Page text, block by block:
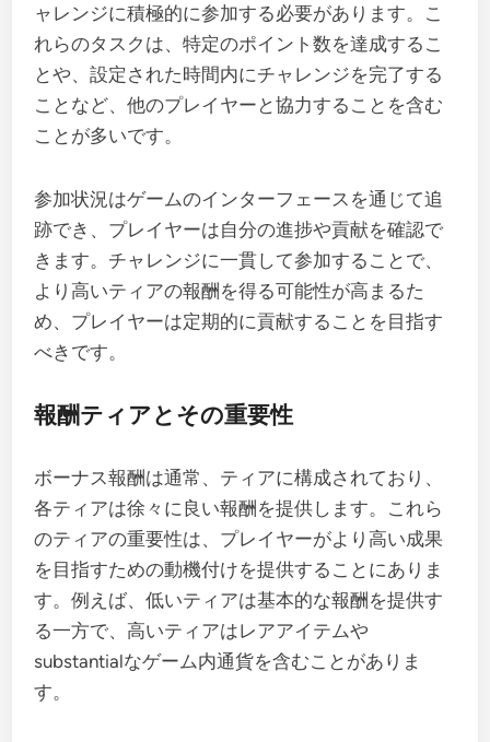
ャレンジに積極的に参加する必要があります。こ
れらのタスクは、特定のポイント数を達成するこ
とや、設定された時間内にチャレンジを完了する
ことなど、他のプレイヤーと協力することを含む
ことが多いです。
参加状況はゲームのインターフェースを通じて追
跡でき、プレイヤーは自分の進捗や貢献を確認で
きます。チャレンジに一貫して参加することで、
より高いティアの報酬を得る可能性が高まるた
め、プレイヤーは定期的に貢献することを目指す
べきです。
報酬ティアとその重要性
ボーナス報酬は通常、ティアに構成されており、
各ティアは徐々に良い報酬を提供します。これら
のティアの重要性は、プレイヤーがより高い成果
を目指すための動機付けを提供することにありま
す。例えば、低いティアは基本的な報酬を提供す
る一方で、高いティアはレアアイテムや
substantialなゲーム内通貨を含むことがありま
す。